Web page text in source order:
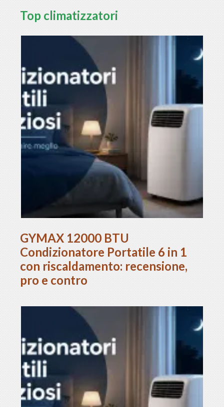
Top climatizzatori
GYMAX 12000 BTU
Condizionatore Portatile 6 in 1
con riscaldamento: recensione,
pro e contro